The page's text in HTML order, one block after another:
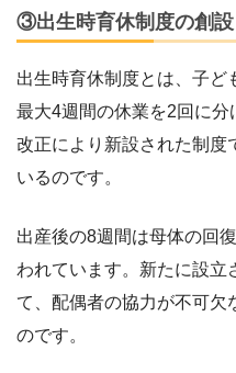
③出生時育休制度の創設
出生時育休制度とは、子ど
最大4週間の休業を2回に
改正により新設された制度
いるのです。
出産後の8週間は母体の回
われています。新たに設立
て、配偶者の協力が不可欠
のです。